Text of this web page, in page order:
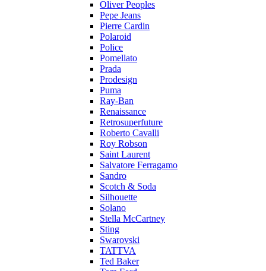
Oliver Peoples
Pepe Jeans
Pierre Cardin
Polaroid
Police
Pomellato
Prada
Prodesign
Puma
Ray-Ban
Renaissance
Retrosuperfuture
Roberto Cavalli
Roy Robson
Saint Laurent
Salvatore Ferragamo
Sandro
Scotch & Soda
Silhouette
Solano
Stella McCartney
Sting
Swarovski
TATTVA
Ted Baker